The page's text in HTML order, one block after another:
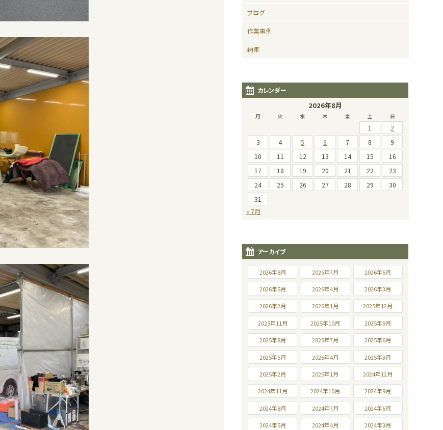
ブログ
作業事例
納車
カレンダー
2026年8月
月 火 水 木 金 土 日
1
2
3
4 5 6 7 8
9
10
11 12 13 14 15
16
17
18 19 20 21 22
23
24
25 26 27 28 29
30
31
« 7月
アーカイブ
2026年8月 2026年7月 2026年6月
2026年5月 2026年4月 2026年3月
2026年2月 2026年1月 2025年12月
2025年11月 2025年10月 2025年9月
2025年8月 2025年7月 2025年6月
2025年5月 2025年4月 2025年3月
2025年2月 2025年1月 2024年12月
2024年11月 2024年10月 2024年9月
2024年8月 2024年7月 2024年6月
2024年5月 2024年4月 2024年3月